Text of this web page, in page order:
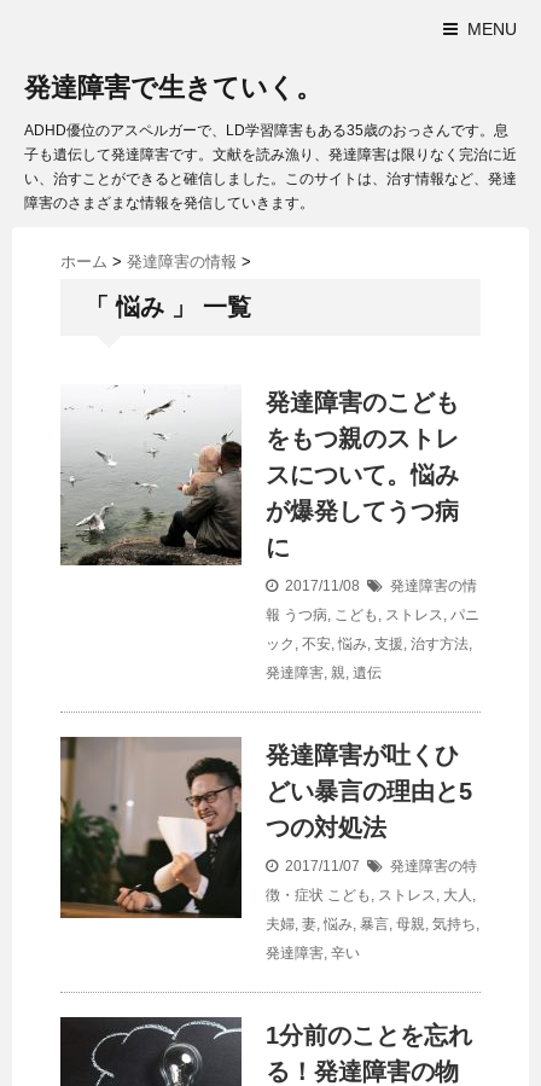
MENU
発達障害で生きていく。
ADHD優位のアスペルガーで、LD学習障害もある35歳のおっさんです。息
子も遺伝して発達障害です。文献を読み漁り、発達障害は限りなく完治に近
い、治すことができると確信しました。このサイトは、治す情報など、発達
障害のさまざまな情報を発信していきます。
ホーム > 発達障害の情報 >
「 悩み 」 一覧
発達障害のこども
をもつ親のストレ
スについて。悩み
が爆発してうつ病
に
2017/11/08
発達障害の情
報 うつ病, こども , ストレス, パニ
ック , 不安, 悩み, 支援, 治す方法,
発達障害, 親, 遺伝
発達障害が吐くひ
どい暴言の理由と5
つの対処法
2017/11/07
発達障害の特
徴・症状 こども , ストレス, 大人 ,
夫婦, 妻, 悩み, 暴言, 母親, 気持ち,
発達障害, 辛い
1分前のことを忘れ
る！発達障害の物